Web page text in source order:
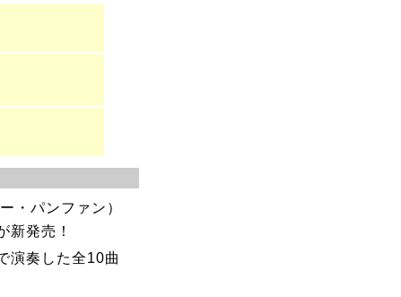
・パンファン）
新発売！
演奏した全10曲